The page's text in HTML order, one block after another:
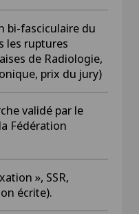
bi-fasciculaire du
les ruptures
de Radiologie,
prix du jury)
validé par le
Fédération
», SSR,
écrite).